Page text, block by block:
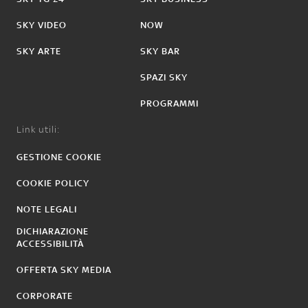
SKY VIDEO
SKY ARTE
NOW
SKY BAR
SPAZI SKY
PROGRAMMI
Link utili:
GESTIONE COOKIE
COOKIE POLICY
NOTE LEGALI
DICHIARAZIONE
ACCESSIBILITÀ
OFFERTA SKY MEDIA
CORPORATE